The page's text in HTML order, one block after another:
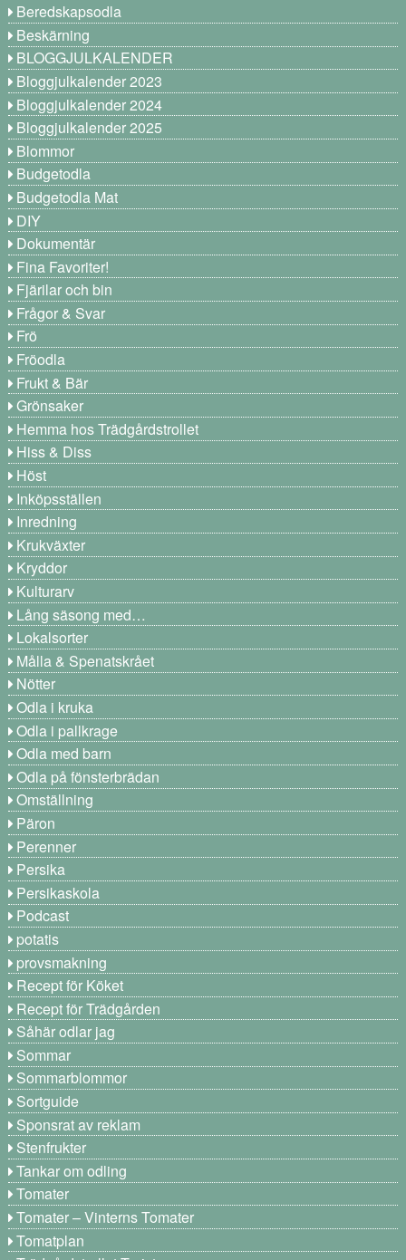
Beredskapsodla
Beskärning
BLOGGJULKALENDER
Bloggjulkalender 2023
Bloggjulkalender 2024
Bloggjulkalender 2025
Blommor
Budgetodla
Budgetodla Mat
DIY
Dokumentär
Fina Favoriter!
Fjärilar och bin
Frågor & Svar
Frö
Fröodla
Frukt & Bär
Grönsaker
Hemma hos Trädgårdstrollet
Hiss & Diss
Höst
Inköpsställen
Inredning
Krukväxter
Kryddor
Kulturarv
Lång säsong med…
Lokalsorter
Målla & Spenatskrået
Nötter
Odla i kruka
Odla i pallkrage
Odla med barn
Odla på fönsterbrädan
Omställning
Päron
Perenner
Persika
Persikaskola
Podcast
potatis
provsmakning
Recept för Köket
Recept för Trädgården
Såhär odlar jag
Sommar
Sommarblommor
Sortguide
Sponsrat av reklam
Stenfrukter
Tankar om odling
Tomater
Tomater – Vinterns Tomater
Tomatplan